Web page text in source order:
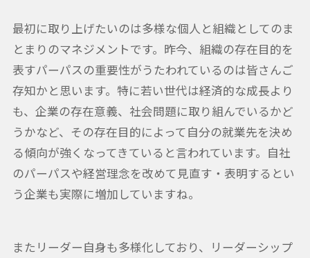
最初に取り上げたいのは多様な個人と組織としてのま
とまりのマネジメントです。昨今、組織の存在目的を
表すパーパスの重要性がうたわれているのは皆さんご
存知かと思います。特に若い世代は経済的な成長より
も、企業の存在意義、社会問題に取り組んでいるかど
うかなど、その存在目的によって自分の就業先を決め
る傾向が強くなってきていると言われています。自社
のパーパスや経営理念を改めて見直す・表明するとい
う企業も実際に増加していますね。
またリーダー自身も多様化しており、リーダーシップ